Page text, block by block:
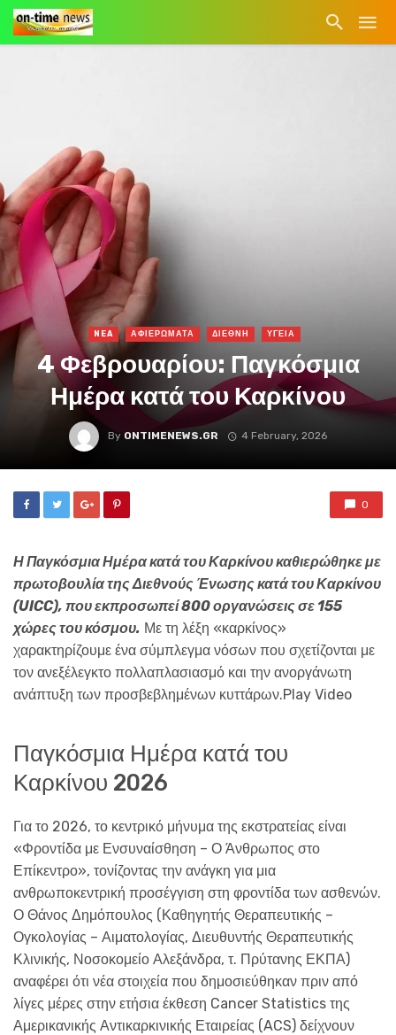
NEA ΑΦΙΕΡΩΜΑΤΑ ΔΙΕΘΝΗ ΥΓΕΙΑ
4 Φεβρουαρίου: Παγκόσμια
Ημέρα κατά του Καρκίνου
By ONTIMENEWS.GR 4 February, 2026
0
Η Παγκόσμια Ημέρα κατά του Καρκίνου καθιερώθηκε με
πρωτοβουλία της Διεθνούς Ένωσης κατά του Καρκίνου
(UICC), που εκπροσωπεί 800 οργανώσεις σε 155
χώρες του κόσμου. Με τη λέξη «καρκίνος»
χαρακτηρίζουμε ένα σύμπλεγμα νόσων που σχετίζονται με
τον ανεξέλεγκτο πολλαπλασιασμό και την ανοργάνωτη
ανάπτυξη των προσβεβλημένων κυττάρων.Play Video
Παγκόσμια Ημέρα κατά του
Καρκίνου 2026
Για το 2026, το κεντρικό μήνυμα της εκστρατείας είναι
«Φροντίδα με Ενσυναίσθηση – Ο Άνθρωπος στο
Επίκεντρο», τονίζοντας την ανάγκη για μια
ανθρωποκεντρική προσέγγιση στη φροντίδα των ασθενών.
Ο Θάνος Δημόπουλος (Καθηγητής Θεραπευτικής –
Ογκολογίας – Αιματολογίας, Διευθυντής Θεραπευτικής
Κλινικής, Νοσοκομείο Αλεξάνδρα, τ. Πρύτανης ΕΚΠΑ)
αναφέρει ότι νέα στοιχεία που δημοσιεύθηκαν πριν από
λίγες μέρες στην ετήσια έκθεση Cancer Statistics της
Αμερικανικής Αντικαρκινικής Εταιρείας (ACS) δείχνουν